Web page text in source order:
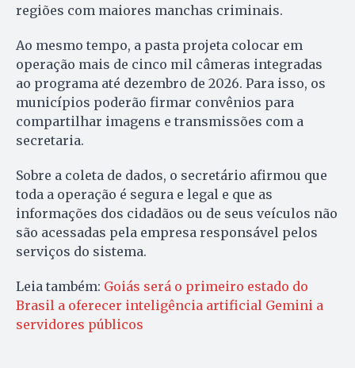
regiões com maiores manchas criminais.
Ao mesmo tempo, a pasta projeta colocar em
operação mais de cinco mil câmeras integradas
ao programa até dezembro de 2026. Para isso, os
municípios poderão firmar convênios para
compartilhar imagens e transmissões com a
secretaria.
Sobre a coleta de dados, o secretário afirmou que
toda a operação é segura e legal e que as
informações dos cidadãos ou de seus veículos não
são acessadas pela empresa responsável pelos
serviços do sistema.
Leia também: Goiás será o primeiro estado do
Brasil a oferecer inteligência artificial Gemini a
servidores públicos